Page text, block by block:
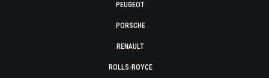
PEUGEOT
PORSCHE
RENAULT
ROLLS-ROYCE